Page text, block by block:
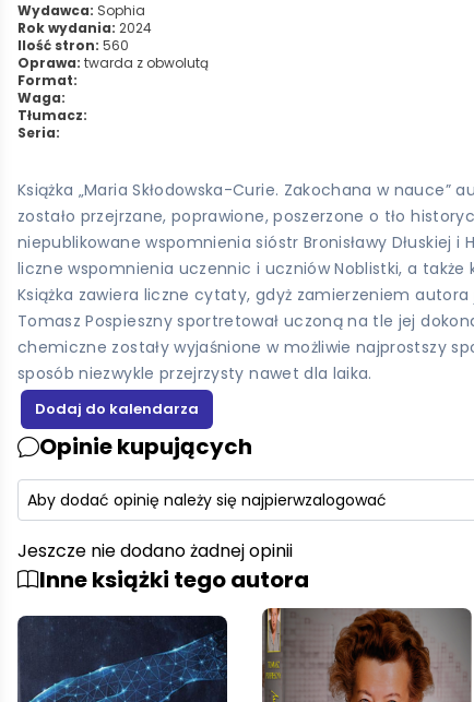
Wydawca: Sophia
Rok wydania: 2024
Ilość stron: 560
Oprawa: twarda z obwolutą
Format:
Waga:
Tłumacz:
Seria:
Książka „Maria Skłodowska-Curie. Zakochana w
zostało przejrzane, poprawione, poszerzone o tło
niepublikowane wspomnienia sióstr Bronisławy Dłuskiej
liczne wspomnienia uczennic i uczniów Noblistki, a także
Książka zawiera liczne cytaty, gdyż zamierzeniem autora
Tomasz Pospieszny sportretował uczoną na tle jej
chemiczne zostały wyjaśnione w możliwie najprostszy
sposób niezwykle przejrzysty nawet dla laika.
Opinie kupujących
Aby dodać opinię należy się najpierwzalogować
Jeszcze nie dodano żadnej opinii
Inne książki tego autora